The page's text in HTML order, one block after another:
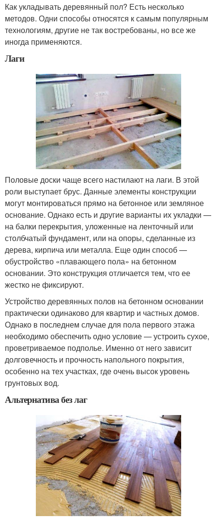
Как укладывать деревянный пол? Есть несколько
методов. Одни способы относятся к самым популярным
технологиям, другие не так востребованы, но все же
иногда применяются.
Лаги
Половые доски чаще всего настилают на лаги. В этой
роли выступает брус. Данные элементы конструкции
могут монтироваться прямо на бетонное или земляное
основание. Однако есть и другие варианты их укладки —
на балки перекрытия, уложенные на ленточный или
столбчатый фундамент, или на опоры, сделанные из
дерева, кирпича или металла. Еще один способ —
обустройство «плавающего пола» на бетонном
основании. Это конструкция отличается тем, что ее
жестко не фиксируют.
Устройство деревянных полов на бетонном основании
практически одинаково для квартир и частных домов.
Однако в последнем случае для пола первого этажа
необходимо обеспечить одно условие — устроить сухое,
проветриваемое подполье. Именно от него зависит
долговечность и прочность напольного покрытия,
особенно на тех участках, где очень высок уровень
грунтовых вод.
Альтернатива без лаг